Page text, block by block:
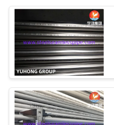
साइटमैप
PRIVACY
POLICY